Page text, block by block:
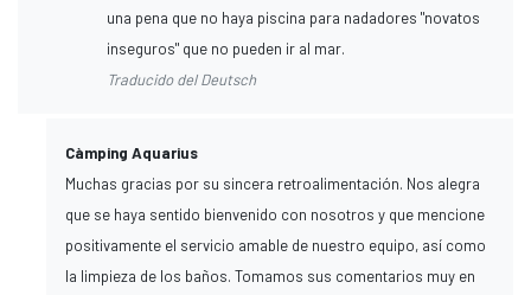
una pena que no haya piscina para nadadores "novatos
inseguros" que no pueden ir al mar.
Traducido del Deutsch
Càmping Aquarius
Muchas gracias por su sincera retroalimentación. Nos alegra
que se haya sentido bienvenido con nosotros y que mencione
positivamente el servicio amable de nuestro equipo, así como
la limpieza de los baños. Tomamos sus comentarios muy en